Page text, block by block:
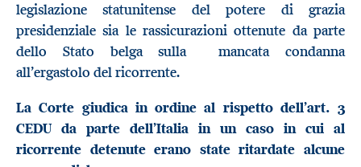
legislazione statunitense del potere di grazia
presidenziale sia le rassicurazioni ottenute da parte
dello Stato belga sulla mancata condanna
all’ergastolo del ricorrente.
La Corte giudica in ordine al rispetto dell’art. 3
CEDU da parte dell’Italia in un caso in cui al
ricorrente detenute erano state ritardate alcune